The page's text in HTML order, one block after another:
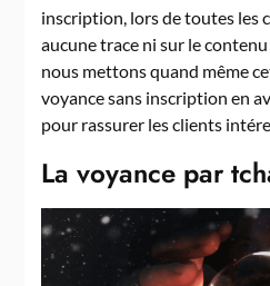
inscription, lors de toutes les
aucune trace ni sur le
nous mettons quand même
voyance sans inscription en
pour rassurer les clients
La voyance par